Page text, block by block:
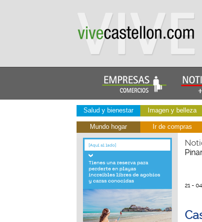
Salud y bienestar Imagen y belleza
Mundo hogar Ir de compras
21 -